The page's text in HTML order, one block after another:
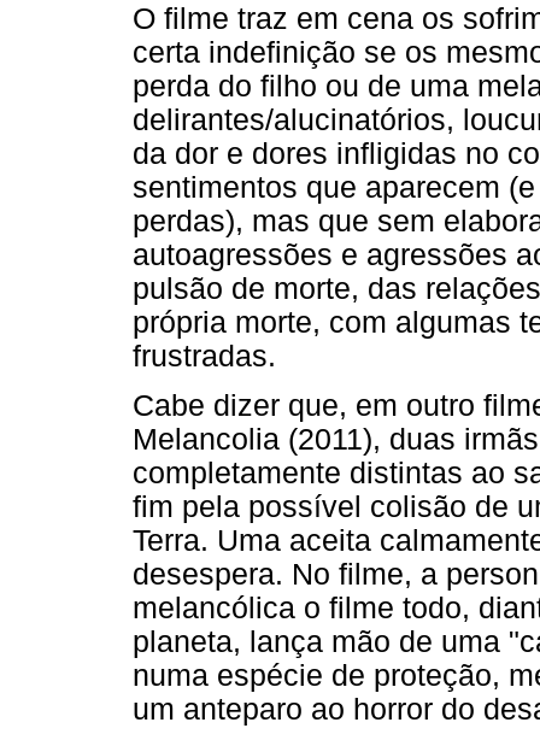
O filme traz em cena os
certa indefinição se os
perda do filho ou de uma
delirantes/alucinatórios,
da dor e dores infligidas no
sentimentos que aparecem
perdas), mas que sem
autoagressões e agressões
pulsão de morte, das
própria morte, com algumas
frustradas.
Cabe dizer que, em outro
Melancolia (2011), duas
completamente distintas ao
fim pela possível colisão de
Terra. Uma aceita
desespera. No filme, a
melancólica o filme todo,
planeta, lança mão de uma
numa espécie de proteção,
um anteparo ao horror do